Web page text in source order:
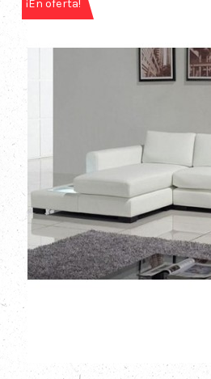
¡En oferta!